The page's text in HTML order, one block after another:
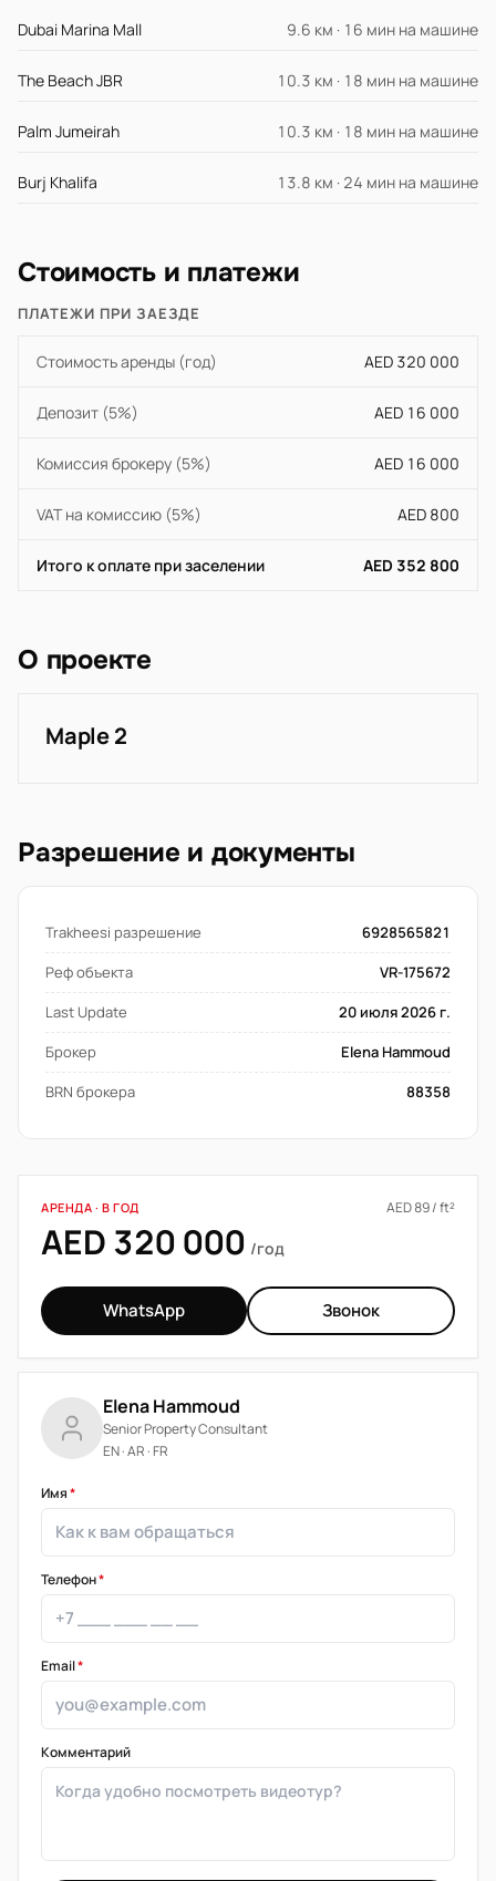
Dubai Marina Mall 9.6 км · 16 мин на машине
The Beach JBR 10.3 км · 18 мин на машине
Palm Jumeirah 10.3 км · 18 мин на машине
Burj Khalifa 13.8 км · 24 мин на машине
Стоимость и платежи
ПЛАТЕЖИ ПРИ ЗАЕЗДЕ
Стоимость аренды (год) AED 320 000
Депозит (5%) AED 16 000
Комиссия брокеру (5%) AED 16 000
VAT на комиссию (5%) AED 800
Итого к оплате при заселении AED 352 800
О проекте
Maple 2
Разрешение и документы
Trakheesi разрешение
6928565821
Реф объекта
VR-175672
Last Update
20 июля 2026 г.
Брокер
Elena Hammoud
BRN брокера
88358
АРЕНДА · В ГОД AED 89 / ft²
AED 320 000 /год
WhatsApp Звонок
Elena Hammoud
Senior Property Consultant
EN · AR · FR
Имя*
Телефон*
Email*
Комментарий